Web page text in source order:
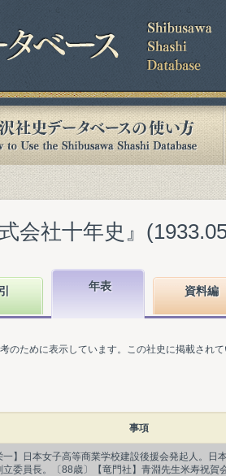
会社十年史』
年表 資料編
のために表示しています。この社史に掲載され
事項
一】日本女子高等商業学校建設後援会発起人。日
立委員長。〔88歳〕【竜門社】青淵先生米寿祝賀